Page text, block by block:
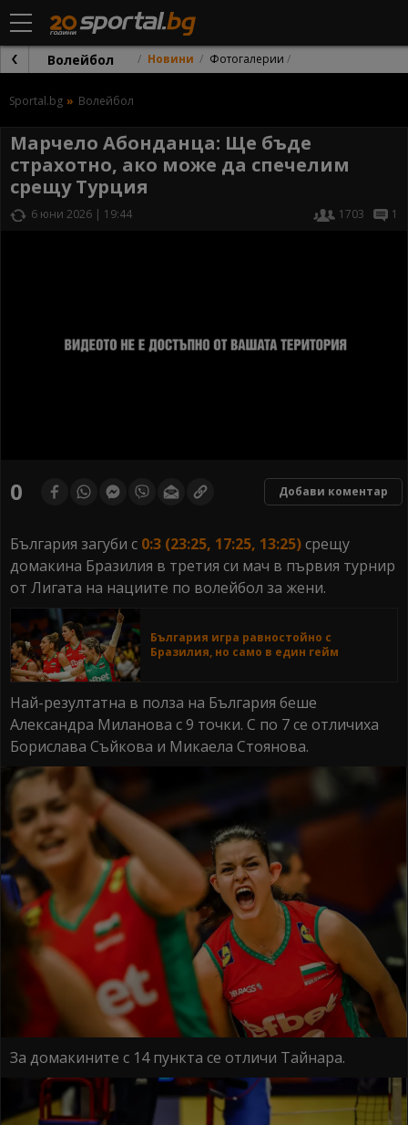
Волейбол Новини Фотогалерии
Sportal.bg Волейбол
Марчело Абонданца: Ще бъде
страхотно, ако може да спечелим
срещу Турция
6 юни 2026 | 19:44 1703 1
of0 Добави коментар
България загуби с 0:3 (23:25, 17:25, 13:25)срещу
домакина Бразилия в третия си мач в първия турнир
от Лигата на нациите по волейбол за жени.
България игра равностойно с
Бразилия, но само в един гейм
Най-резултатна в полза на България беше
Александра Миланова с 9 точки. С по 7 се отличиха
Борислава Съйкова и Микаела Стоянова.
За домакините с 14 пункта се отличи Тайнара.